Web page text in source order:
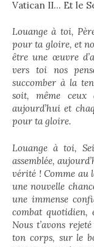
Vatican II… Et le
Louange à toi,
pour ta gloire, et
être une œuvre
vers toi nos
succomber à la
soit, même ceux
aujourd’hui et
pour ta gloire.
Louange à toi,
assemblée,
vérité ! Comme au
une nouvelle
une immense
combat
Nous t’avons
ton corps, sur le